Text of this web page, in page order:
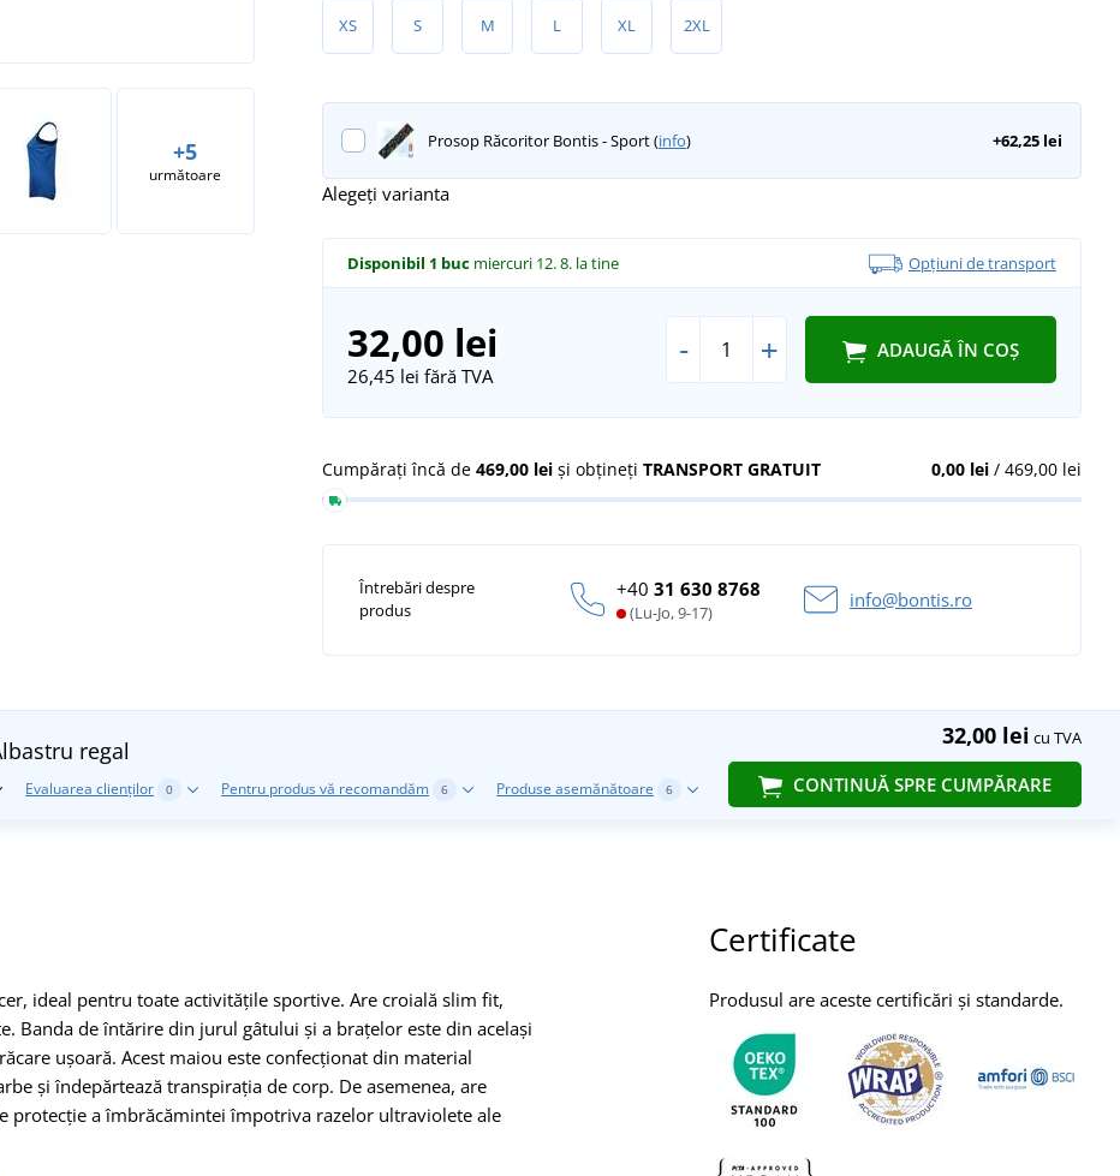
+5
următoare
XS S M L XL 2XL
Prosop Răcoritor Bontis - Sport (info) +62,25 lei
Alegeți varianta
Disponibil 1 buc miercuri 12. 8. la tine Opțiuni de transport
32,00 lei
26,45 lei fără TVA
- + ADAUGĂ ÎN COȘ
0,00 lei/ 469,00 lei
Cumpărați încă de 469,00 lei și obțineți TRANSPORT GRATUIT
Întrebări despre
produs
+40 31 630 8768
(Lu-Jo, 9-17)
info@bontis.ro
32,00 lei cu TVA
CONTINUĂ SPRE CUMPĂRARE
regal
Evaluarea clienților 0 Pentru produs vă recomandăm 6 Produse asemănătoare 6
ideal pentru toate activitățile sportive. Are croială slim fit,
Banda de întărire din jurul gâtului și a brațelor este din același
ușoară. Acest maiou este confecționat din material
și îndepărtează transpirația de corp. De asemenea, are
protecție a îmbrăcămintei împotriva razelor ultraviolete ale
Certificate
Produsul are aceste certificări și standarde.